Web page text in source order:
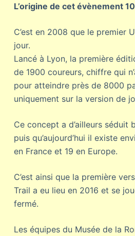
L’origine de cet évènement
C’est en 2008 que le premier
jour.
Lancé à Lyon, la première
de 1900 coureurs, chiffre qui
pour atteindre près de 8000
uniquement sur la version de
Ce concept a d’ailleurs séduit
puis qu’aujourd’hui il existe
en France et 19 en Europe.
C’est ainsi que la première
Trail a eu lieu en 2016 et se
fermé.
Les équipes du Musée de la